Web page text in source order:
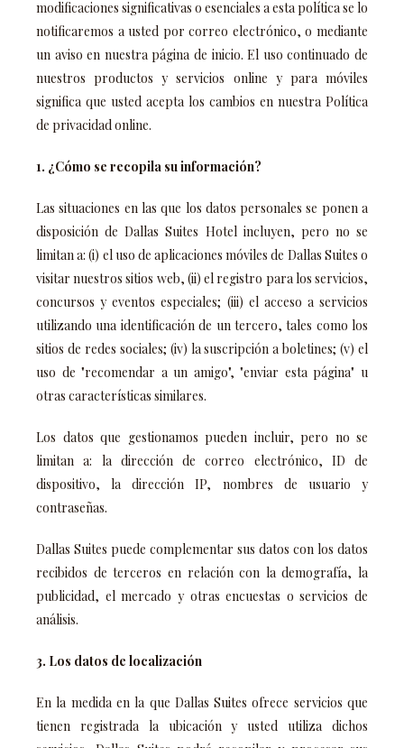
modificaciones significativas o esenciales a esta política se lo
notificaremos a usted por correo electrónico, o mediante
un aviso en nuestra página de inicio. El uso continuado de
nuestros productos y servicios online y para móviles
significa que usted acepta los cambios en nuestra Política
de privacidad online.
1. ¿Cómo se recopila su información?
Las situaciones en las que los datos personales se ponen a
disposición de Dallas Suites Hotel incluyen, pero no se
limitan a: (i) el uso de aplicaciones móviles de Dallas Suites o
visitar nuestros sitios web, (ii) el registro para los servicios,
concursos y eventos especiales; (iii) el acceso a servicios
utilizando una identificación de un tercero, tales como los
sitios de redes sociales; (iv) la suscripción a boletines; (v) el
uso de "recomendar a un amigo", "enviar esta página" u
otras características similares.
Los datos que gestionamos pueden incluir, pero no se
limitan a: la dirección de correo electrónico, ID de
dispositivo, la dirección IP, nombres de usuario y
contraseñas.
Dallas Suites puede complementar sus datos con los datos
recibidos de terceros en relación con la demografía, la
publicidad, el mercado y otras encuestas o servicios de
análisis.
3. Los datos de localización
En la medida en la que Dallas Suites ofrece servicios que
tienen registrada la ubicación y usted utiliza dichos